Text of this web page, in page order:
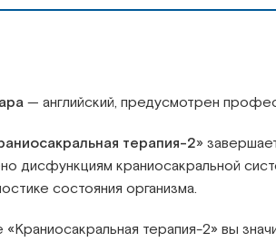
— английский, предусмотрен
терапия-2»
дисфункциям краниосакральной
состояния организма.
терапия-2» вы